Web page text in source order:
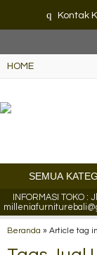
q Kontak
HOME
SEMUA
INFORMASI TOKO
Beranda » Article tag